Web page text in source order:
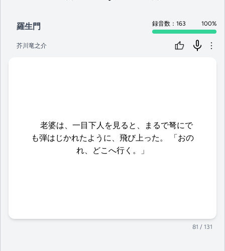
羅生門 録音数：163 100%
芥川竜之介
老婆は、一目下人を見ると、まるで弩にで
も弾はじかれたように、飛び上った。 「おの
れ、どこへ行く。」
81 / 131